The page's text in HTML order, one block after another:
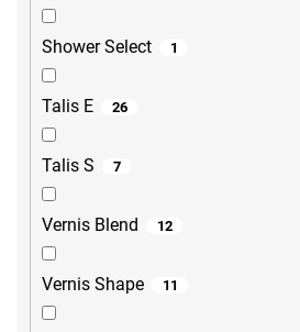
Shower Select 1
Talis E 26
Talis S 7
Vernis Blend 12
Vernis Shape 11